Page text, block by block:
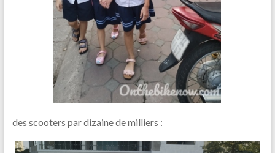
des scooters par dizaine de milliers :